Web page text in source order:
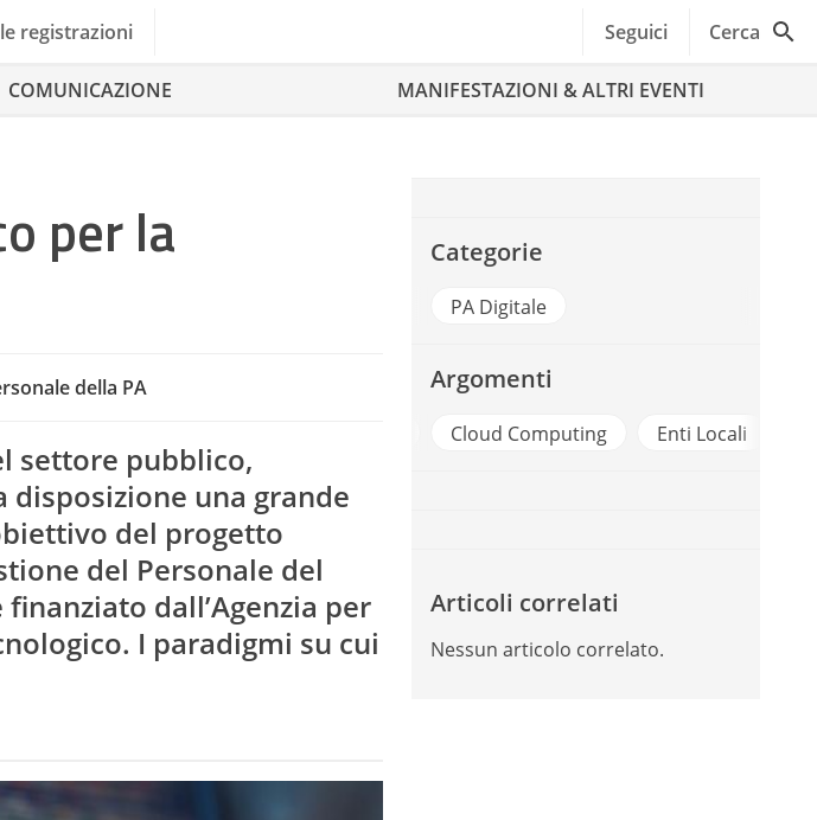
registrazioni Seguici Cerca
COMUNICAZIONE MANIFESTAZIONI & ALTRI EVENTI
per la
della PA
settore pubblico,
disposizione una grande
del progetto
del Personale del
dall’Agenzia per
I paradigmi su cui
Categorie
PA Digitale
Argomenti
Cloud Computing Enti Locali Fse -
Articoli correlati
Nessun articolo correlato.